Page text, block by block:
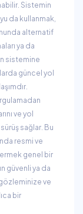
Sistemin
da kullanmak,
alternatif
ya da
sistemine
güncel yol
ve yol
sağlar. Bu
resmi ve
genel bir
güvenli ya da
ve
bir